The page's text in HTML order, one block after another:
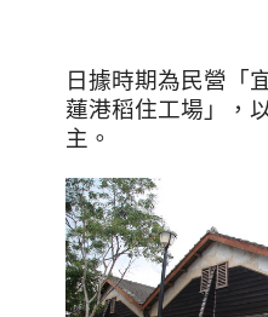
日據時期為民營「
蓮港稻住工場」，
主。